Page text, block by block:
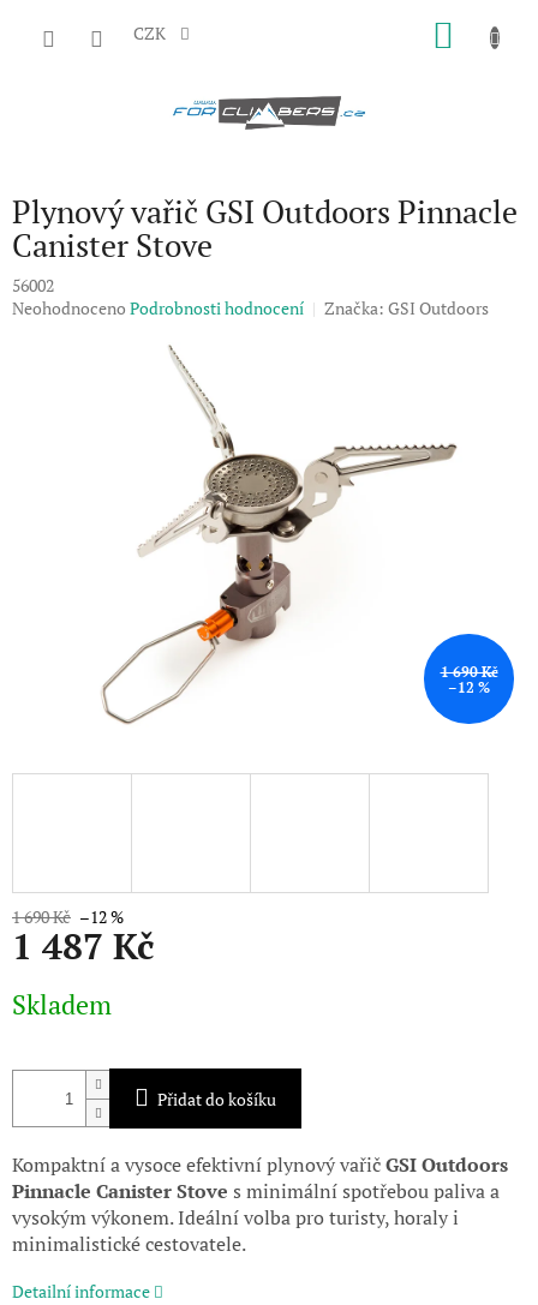
CZK
Plynový vařič GSI Outdoors Pinnacle
Canister Stove
56002
Průměrné
Neohodnoceno Podrobnosti hodnocení Značka: GSI Outdoors
1 690 Kč
–12 %
1 690 Kč –12 %
1 487 Kč
cena:
Skladem
Přidat do košíku
Kompaktní a vysoce efektivní plynový vařičGSI Outdoors
Pinnacle Canister Stove s minimální spotřebou paliva a
vysokým výkonem. Ideální volba pro turisty, horaly i
minimalistické cestovatele.
Detailní informace